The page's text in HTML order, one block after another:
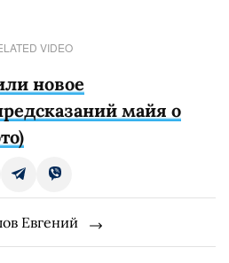
VIDEO
новое
майя о
Евгений